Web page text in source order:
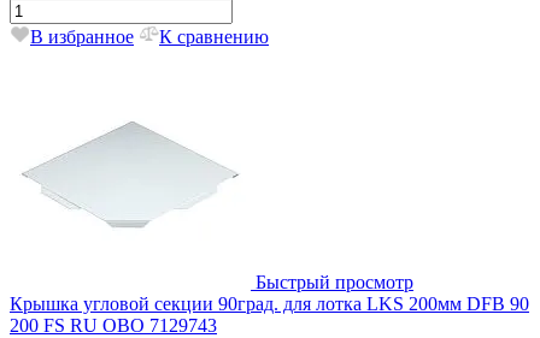
В избранное К сравнению
Быстрый просмотр
Крышка угловой секции 90град. для лотка LKS 200мм DFB 90
200 FS RU OBO 7129743